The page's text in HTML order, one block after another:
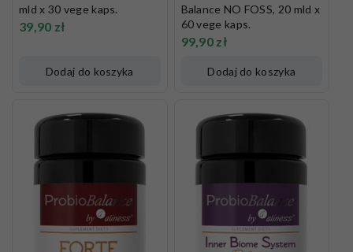
mld x 30 vege kaps.
39,90 zł
Dodaj do koszyka
Balance NO FOSS, 20 mld x
60 vege kaps.
99,90 zł
Dodaj do koszyka